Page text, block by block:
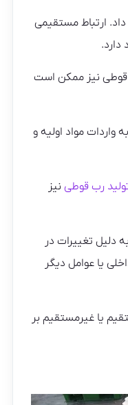
ارتباط مستقیمی
قوطی نیز ممکن است
واردات مواد اولیه و
رب قوطی نیز
دلیل تغییرات در
یا عوامل دیگر
یا غیرمستقیم بر